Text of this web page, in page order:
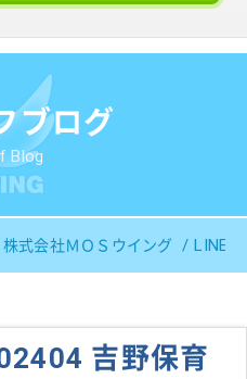
ブログ
Blog
式会社ＭＯＳウイング
吉野保育